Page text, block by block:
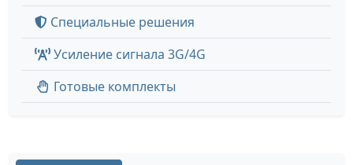
Специальные решения
Усиление сигнала 3G/4G
Готовые комплекты